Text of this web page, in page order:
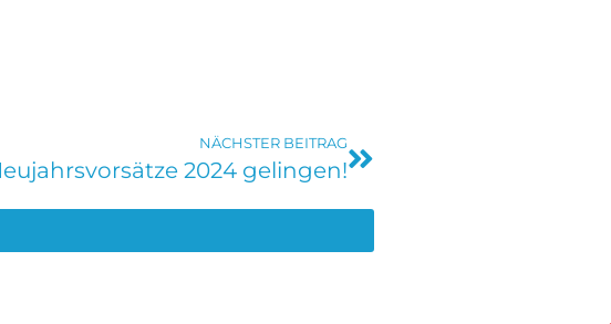
NÄCHSTER BEITRAG
2024 gelingen!